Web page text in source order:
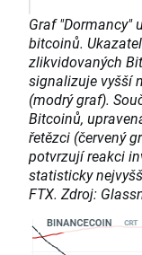
Graf "Dormancy"
bitcoinů.
zlikvidovaných
signalizuje vyšší
(modrý graf).
Bitcoinů,
řetězci (červený
potvrzují reakci
statisticky
FTX. Zdroj: